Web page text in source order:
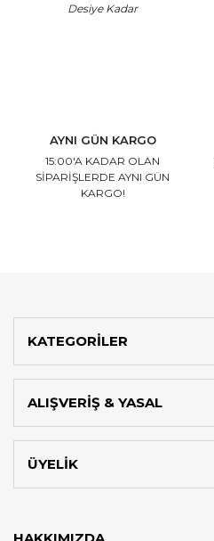
Desiye Kadar
AYNI GÜN KARGO
15:00'A KADAR OLAN
SİPARİŞLERDE AYNI GÜN
KARGO!
KATEGORİLER
ALIŞVERİŞ & YASAL
ÜYELİK